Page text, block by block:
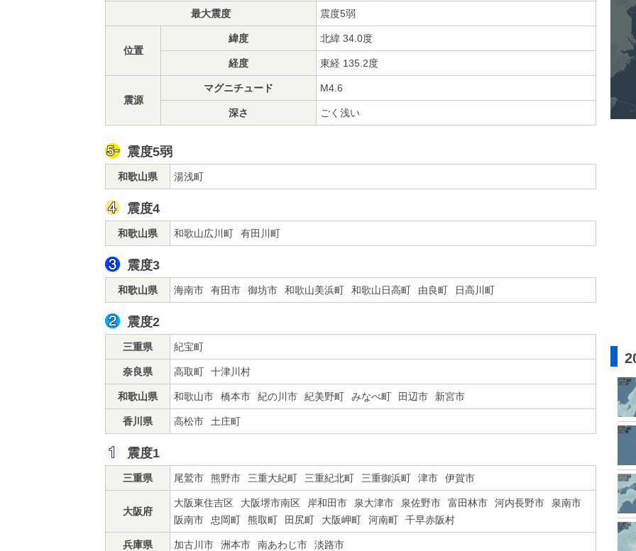
最大震度 震度5弱
位置
緯度 北緯 34.0度
経度 東経 135.2度
震源
マグニチュード M4.6
深さ ごく浅い
震度5弱
和歌山県 湯浅町
震度4
和歌山県 和歌山広川町 有田川町
震度3
和歌山県 海南市 有田市 御坊市 和歌山美浜町 和歌山日高町 由良町 日高川町
震度2
三重県 紀宝町
奈良県 高取町 十津川村
和歌山県 和歌山市 橋本市 紀の川市 紀美野町 みなべ町 田辺市 新宮市
香川県 高松市 土庄町
震度1
三重県 尾鷲市 熊野市 三重大紀町 三重紀北町 三重御浜町 津市 伊賀市
大阪府
大阪東住吉区 大阪堺市南区 岸和田市 泉大津市 泉佐野市 富田林市 河内長野市
泉南市
阪南市
忠岡町 熊取町 田尻町 大阪岬町 河南町 千早赤阪村
兵庫県 加古川市 洲本市 南あわじ市 淡路市